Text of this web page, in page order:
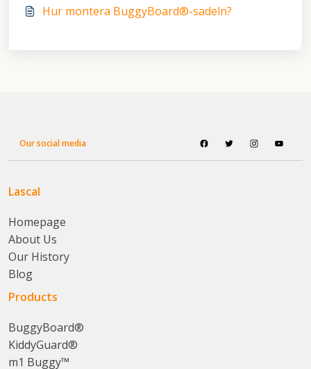
Hur montera BuggyBoard®-sadeln?
Our social media
Lascal
Homepage
About Us
Our History
Blog
Products
BuggyBoard®
KiddyGuard®
m1 Buggy™